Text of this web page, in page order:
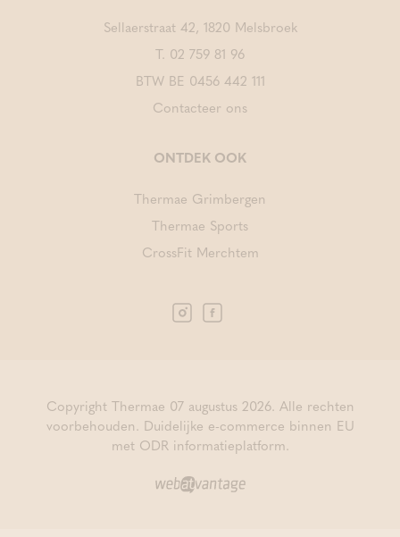
Sellaerstraat 42, 1820 Melsbroek
T. 02 759 81 96
BTW BE 0456 442 111
Contacteer ons
ONTDEK OOK
Thermae Grimbergen
Thermae Sports
CrossFit Merchtem
Copyright Thermae 07 augustus 2026. Alle rechten
voorbehouden. Duidelijke e-commerce binnen EU
met ODR informatieplatform.